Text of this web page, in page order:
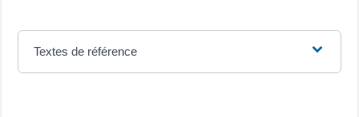
Textes de référence